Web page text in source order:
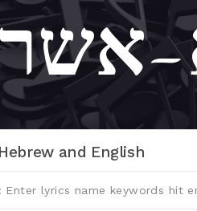
and English